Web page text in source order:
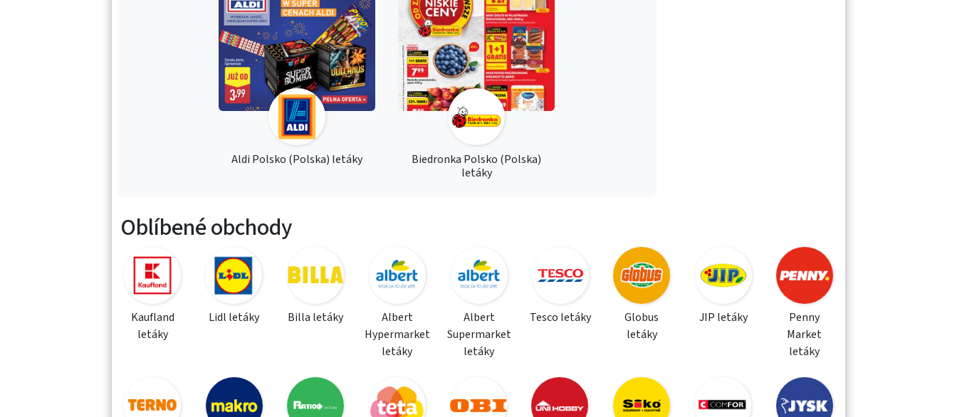
Aldi Polsko (Polska) letáky
Biedronka Polsko (Polska)
letáky
Oblíbené obchody
Kaufland
letáky
Lidl letáky Billa letáky
Albert
Hypermarket
letáky
Albert
Supermarket
letáky
Tesco letáky
Globus
letáky
JIP letáky
Penny
Market
letáky